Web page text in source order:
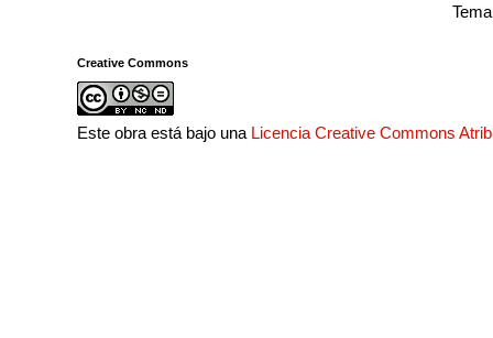
Creative Commons
Este obra está bajo una Licencia Creative Commons